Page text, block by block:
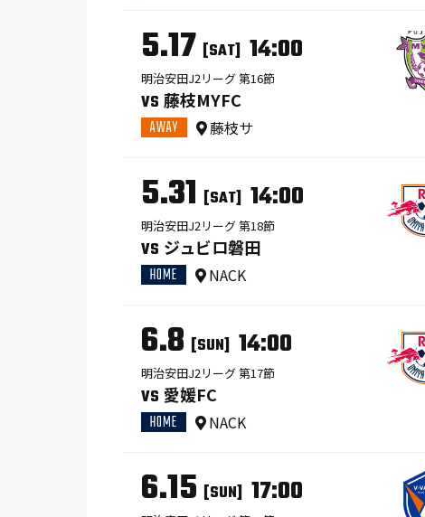
5.17 [SAT] 14:00
明治安田J2リーグ 第16節
VS 藤枝MYFC
AWAY
藤枝サ
5.31 [SAT] 14:00
明治安田J2リーグ 第18節
VS ジュビロ磐田
HOME
NACK
6.8 [SUN] 14:00
明治安田J2リーグ 第17節
VS 愛媛FC
HOME
NACK
6.15 [SUN] 17:00